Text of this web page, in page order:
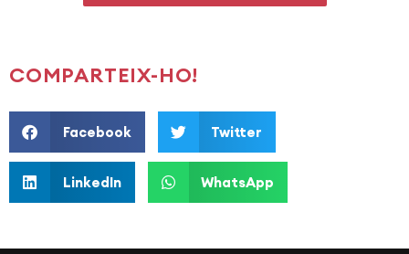
COMPARTEIX-HO!
Facebook Twitter
LinkedIn WhatsApp